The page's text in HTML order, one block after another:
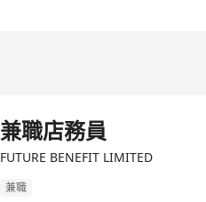
兼職店務員
FUTURE BENEFIT LIMITED
兼職